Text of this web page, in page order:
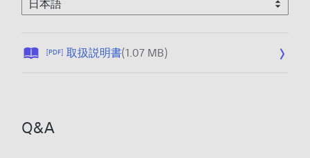
[PDF] 取扱説明書(1.07 MB)公
Q&A